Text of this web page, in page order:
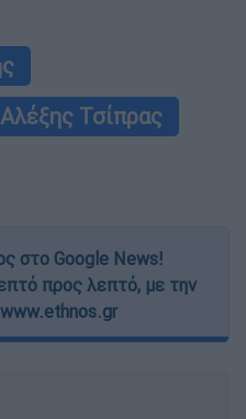
Αλέξης Τσίπρας
στο Google News!
προς λεπτό, με την